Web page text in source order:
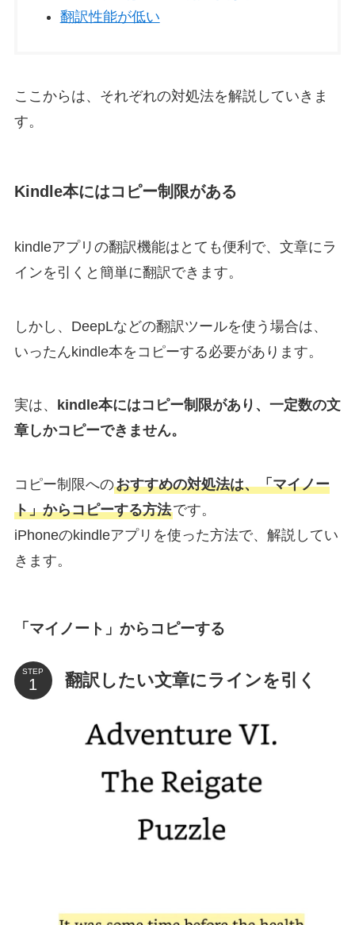
翻訳性能が低い
ここからは、それぞれの対処法を解説していきま
す。
Kindle本にはコピー制限がある
kindleアプリの翻訳機能はとても便利で、文章にラ
インを引くと簡単に翻訳できます。
しかし、DeepLなどの翻訳ツールを使う場合は、
いったんkindle本をコピーする必要があります。
実は、
kindle本にはコピー制限があり、一定数の文
章しかコピーできません。
コピー制限へのおすすめの対処法は、「マイノー
ト」からコピーする方法です。
iPhoneのkindleアプリを使った方法で、解説してい
きます。
「マイノート」からコピーする
STEP 翻訳したい文章にラインを引く